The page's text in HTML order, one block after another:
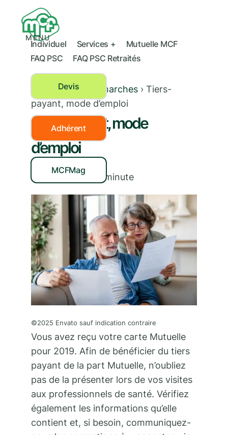
MENU
Individuel Services +
Mutuelle MCF
FAQ PSC
FAQ PSC Retraités
Devis
Adhérent
MCFMag
Mes droits et démarches › Tiers-
payant, mode d’emploi
Tiers-payant, mode
d’emploi
07/01/2019 | minute
©2025 Envato sauf indication contraire
Vous avez reçu votre carte Mutuelle
pour 2019. Afin de bénéficier du tiers
payant de la part Mutuelle, n’oubliez
pas de la présenter lors de vos visites
aux professionnels de santé. Vérifiez
également les informations qu’elle
contient et, si besoin, communiquez-